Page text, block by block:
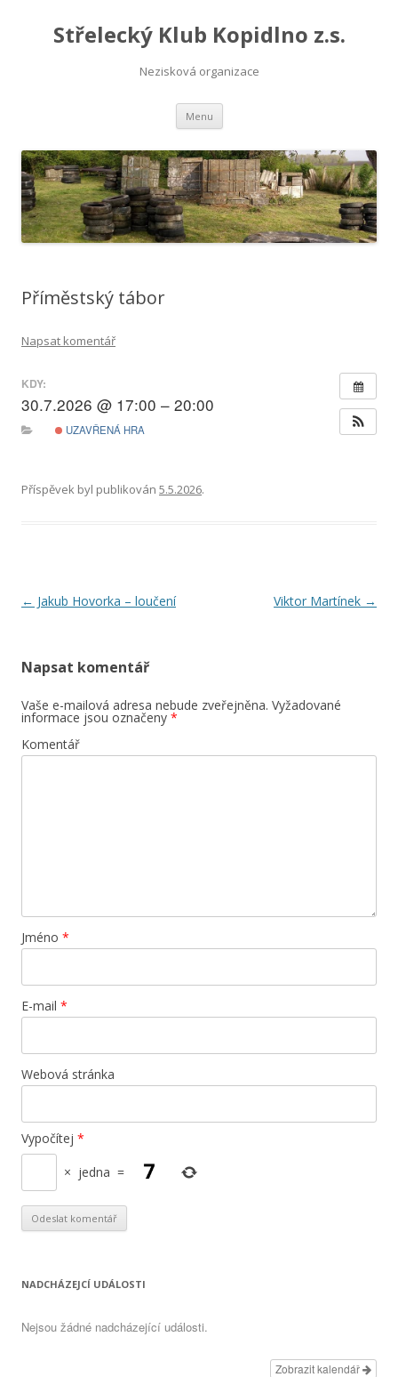
Střelecký Klub Kopidlno z.s.
Nezisková organizace
Menu Přejít
obsahu
webu
Příměstský tábor
Napsat komentář
KDY:
30.7.2026 @ 17:00 – 20:00
UZAVŘENÁ HRA
Příspěvek byl publikován 5.5.2026.
Navigace
← Jakub Hovorka – loučení Viktor Martínek →
Napsat komentář
Vaše e-mailová adresa nebude zveřejněna. Vyžadované
informace jsou označeny *
Komentář
Jméno *
E-mail *
Webová stránka
Vypočítej *
× jedna =
NADCHÁZEJCÍ UDÁLOSTI
Nejsou žádné nadcházející události.
Zobrazit kalendář